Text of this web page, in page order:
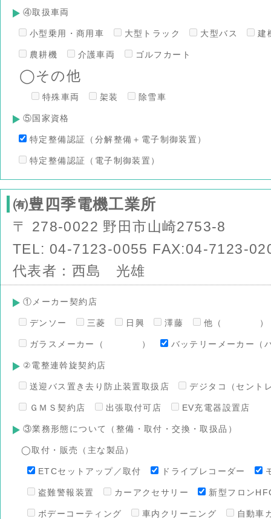
④取扱車両
小型乗用・商用車 大型トラック 大型バス 建
農耕機 介護車両 ゴルフカート
◯その他
特殊車両 架装 除雪車
⑤国家資格
特定整備認証（分解整備＋電子制御装置）
特定整備認証（電子制御装置）
㈲豊四季電機工業所
〒 278-0022 野田市山崎2753-8
TEL: 04-7123-0055 FAX:04-7123-
代表者：西島 光雄
①メーカー契約店
デンソー 三菱 日興 澤藤 他（ ）
ガラスメーカー（ ） バッテリーメーカー（
②電整連斡旋契約店
送迎バス置き去り防止装置取扱店 デジタコ（セント
ＧＭＳ契約店 出張取付可店 EV充電器設置店
③業務形態について（整備・取付・交換・取扱品）
◯取付・販売（主な製品）
ETCセットアップ／取付 ドライブレコーダー
盗難警報装置 カーアクセサリー 新型フロン
ボデーコーティング 車内クリーニング 自動車